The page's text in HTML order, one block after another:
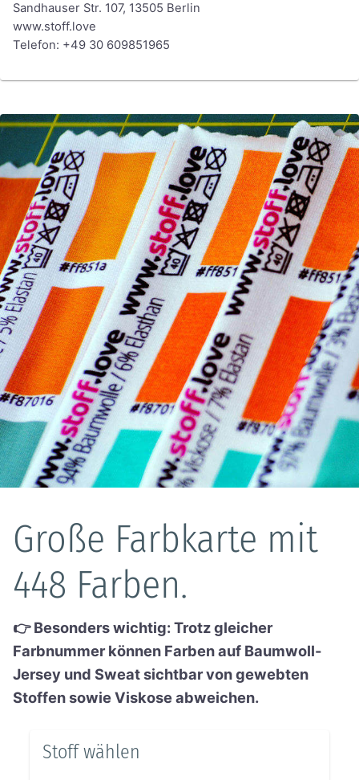
Sandhauser Str. 107, 13505 Berlin
www.stoff.love
Telefon: +49 30 609851965
Große Farbkarte mit
448 Farben.
👉 Besonders wichtig: Trotz gleicher
Farbnummer können Farben auf Baumwoll-
Jersey und Sweat sichtbar von gewebten
Stoffen sowie Viskose abweichen.
Stoff wählen